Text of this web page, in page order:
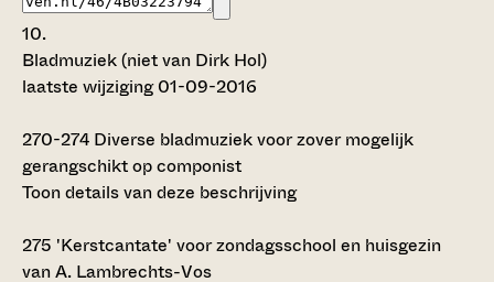
10.
Bladmuziek (niet van Dirk Hol)
laatste wijziging 01-09-2016
270-274 Diverse bladmuziek voor zover mogelijk
gerangschikt op componist
Toon details van deze beschrijving
275 'Kerstcantate' voor zondagsschool en huisgezin
van A. Lambrechts-Vos